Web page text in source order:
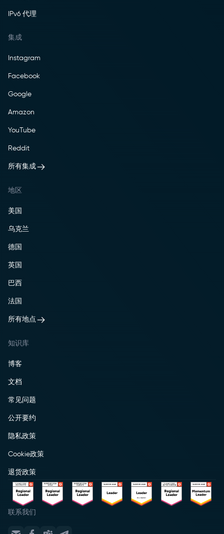
IPv6 代理
集成
Instagram
Facebook
Google
Amazon
YouTube
Reddit
所有集成
地区
美国
乌克兰
德国
英国
巴西
法国
所有地点
知识库
博客
文档
常见问题
公开要约
隐私政策
Cookie政策
退货政策
联系我们